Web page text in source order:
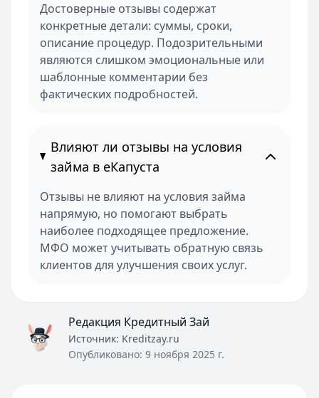
Достоверные отзывы содержат
конкретные детали: суммы, сроки,
описание процедур. Подозрительными
являются слишком эмоциональные или
шаблонные комментарии без
фактических подробностей.
Влияют ли отзывы на условия
займа в еКапуста
Отзывы не влияют на условия займа
напрямую, но помогают выбрать
наиболее подходящее предложение.
МФО может учитывать обратную связь
клиентов для улучшения своих услуг.
Редакция Кредитный Зай
Источник: Kreditzay.ru
Опубликовано: 9 ноября 2025 г.